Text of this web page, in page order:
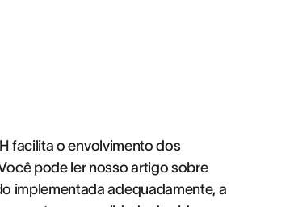
facilita o envolvimento dos
pode ler nosso artigo sobre
implementada adequadamente, a